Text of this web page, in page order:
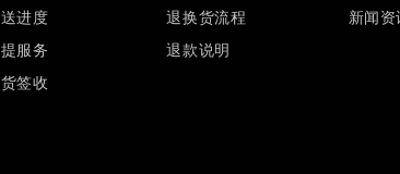
进度
服务
签收
退换货流程
退款说明
新闻资